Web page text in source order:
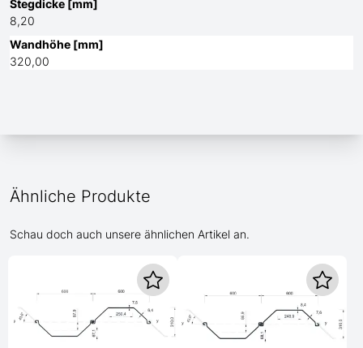
Stegdicke [mm]
8,20
Wandhöhe [mm]
320,00
Ähnliche Produkte
Schau doch auch unsere ähnlichen Artikel an.